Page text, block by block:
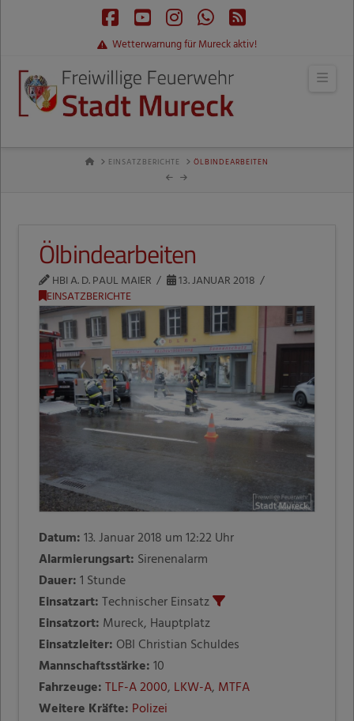
Facebook
YouTube
Instagram
Whatsapp
RSS
Wetterwarnung für Mureck aktiv!
HOMEEINSATZBERICHTE ÖLBINDEARBEITEN
Ölbindearbeiten
HBI A. D. PAUL MAIER
13. JANUAR 2018
EINSATZBERICHTE
Datum:13. Januar 2018 um 12:22 Uhr
Alarmierungsart: Sirenenalarm
Dauer:1 Stunde
Einsatzart:Technischer Einsatz
Einsatzort: Mureck, Hauptplatz
Einsatzleiter: OBI Christian Schuldes
Mannschaftsstärke:10
Fahrzeuge: TLF-A 2000, LKW-A, MTFA
Weitere Kräfte: Polizei